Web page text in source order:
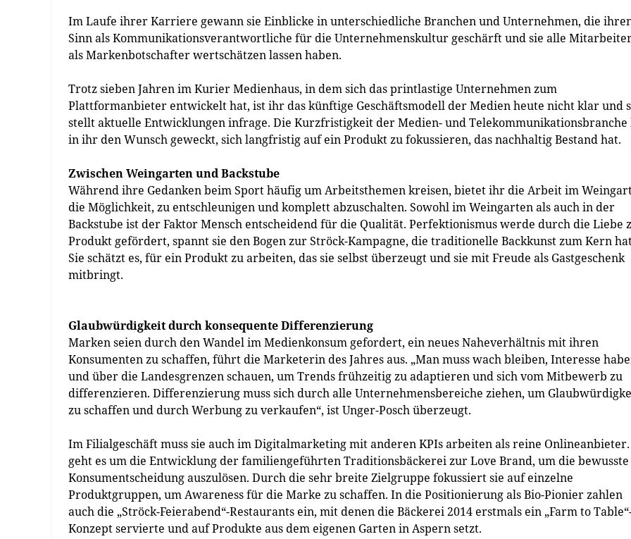
Im Laufe ihrer Karriere gewann sie Einblicke in unterschiedliche Branchen und Unternehmen, die
Sinn als Kommunikationsverantwortliche für die Unternehmenskultur geschärft und sie alle
als Markenbotschafter wertschätzen lassen haben.
Trotz sieben Jahren im Kurier Medienhaus, in dem sich das printlastige Unternehmen zum
Plattformanbieter entwickelt hat, ist ihr das künftige Geschäftsmodell der Medien heute nicht klar und
stellt aktuelle Entwicklungen infrage. Die Kurzfristigkeit der Medien- und Telekommunikationsbranche
in ihr den Wunsch geweckt, sich langfristig auf ein Produkt zu fokussieren, das nachhaltig Bestand hat.
Zwischen Weingarten und Backstube
Während ihre Gedanken beim Sport häufig um Arbeitsthemen kreisen, bietet ihr die Arbeit im
die Möglichkeit, zu entschleunigen und komplett abzuschalten. Sowohl im Weingarten als auch in der
Backstube ist der Faktor Mensch entscheidend für die Qualität. Perfektionismus werde durch die Liebe
Produkt gefördert, spannt sie den Bogen zur Ströck-Kampagne, die traditionelle Backkunst zum Kern
Sie schätzt es, für ein Produkt zu arbeiten, das sie selbst überzeugt und sie mit Freude als Gastgeschenk
mitbringt.
Glaubwürdigkeit durch konsequente Differenzierung
Marken seien durch den Wandel im Medienkonsum gefordert, ein neues Naheverhältnis mit ihren
Konsumenten zu schaffen, führt die Marketerin des Jahres aus. „Man muss wach bleiben, Interesse
und über die Landesgrenzen schauen, um Trends frühzeitig zu adaptieren und sich vom Mitbewerb zu
differenzieren. Differenzierung muss sich durch alle Unternehmensbereiche ziehen, um
zu schaffen und durch Werbung zu verkaufen“, ist Unger-Posch überzeugt.
Im Filialgeschäft muss sie auch im Digitalmarketing mit anderen KPIs arbeiten als reine
geht es um die Entwicklung der familiengeführten Traditionsbäckerei zur Love Brand, um die bewusste
Konsumentscheidung auszulösen. Durch die sehr breite Zielgruppe fokussiert sie auf einzelne
Produktgruppen, um Awareness für die Marke zu schaffen. In die Positionierung als Bio-Pionier zahlen
auch die „Ströck-Feierabend“-Restaurants ein, mit denen die Bäckerei 2014 erstmals ein „Farm to
Konzept servierte und auf Produkte aus dem eigenen Garten in Aspern setzt.